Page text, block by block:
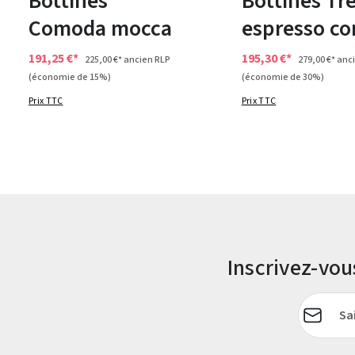
Comoda mocca
191,25 €* 225,00 €*ancien RLP
(économie de 15%)
Prix TTC
espresso
195,30 €* 279,00 €*
(économie de 30%)
Prix TTC
Inscrivez-
Adresse e-